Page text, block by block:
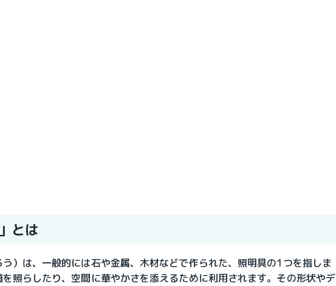
とは
）は、一般的には石や金属、木材などで作られた、照明具の1つを指しま
照らしたり、空間に華やかさを添えるために利用されます。その形状やデ